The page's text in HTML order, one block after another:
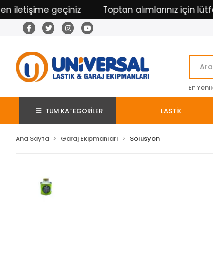
geçiniz Toptan alımlarınız için
En
TÜM KATEGORİLER LASTİK
Ana Sayfa Garaj Ekipmanları Solusyon